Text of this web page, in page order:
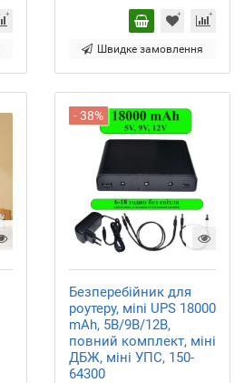
Швидке замовлення
- 38%
Безперебійник для
роутеру, мini UPS 18000
mAh, 5В/9В/12В,
повний комплект, міні
ДБЖ, міні УПС, 150-
64300